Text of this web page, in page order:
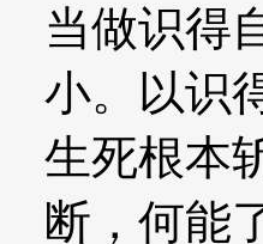
当做识得
小。以识
生死根本
断，何能